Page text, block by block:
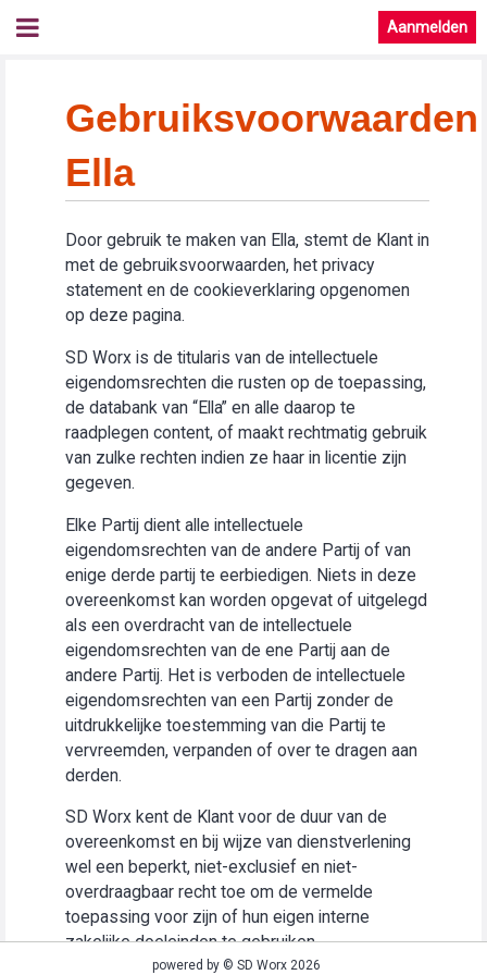
Aanmelden
Gebruiksvoorwaarden
Ella
Door gebruik te maken van Ella, stemt de Klant in
met de gebruiksvoorwaarden, het privacy
statement en de cookieverklaring opgenomen
op deze pagina.
SD Worx is de titularis van de intellectuele
eigendomsrechten die rusten op de toepassing,
de databank van “Ella” en alle daarop te
raadplegen content, of maakt rechtmatig gebruik
van zulke rechten indien ze haar in licentie zijn
gegeven.
Elke Partij dient alle intellectuele
eigendomsrechten van de andere Partij of van
enige derde partij te eerbiedigen. Niets in deze
overeenkomst kan worden opgevat of uitgelegd
als een overdracht van de intellectuele
eigendomsrechten van de ene Partij aan de
andere Partij. Het is verboden de intellectuele
eigendomsrechten van een Partij zonder de
uitdrukkelijke toestemming van die Partij te
vervreemden, verpanden of over te dragen aan
derden.
SD Worx kent de Klant voor de duur van de
overeenkomst en bij wijze van dienstverlening
wel een beperkt, niet-exclusief en niet-
overdraagbaar recht toe om de vermelde
toepassing voor zijn of hun eigen interne
zakelijke doeleinden te gebruiken
(“Gebruiksrecht”).powered by © SD Worx 2026